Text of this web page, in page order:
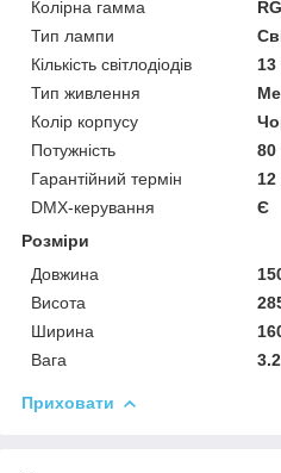
Колірна гамма
Тип лампи
Кількість світлодіодів
13
Тип живлення
Колір корпусу
Потужність
80
Гарантійний термін
12
DMX-керування
Є
Розміри
Довжина
Висота
Ширина
Вага
Приховати